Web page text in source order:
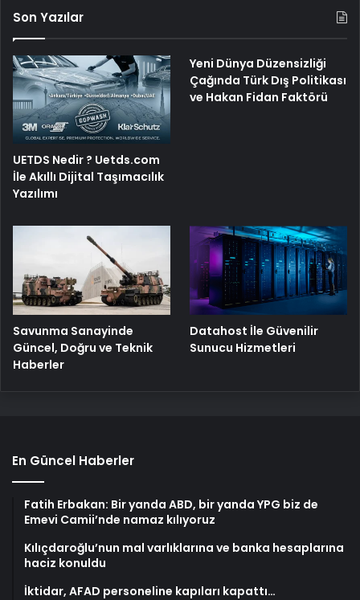
Son Yazılar
UETDS Nedir ? Uetds.com
İle Akıllı Dijital Taşımacılık
Yazılımı
Yeni Dünya Düzensizliği
Çağında Türk Dış Politikası
ve Hakan Fidan Faktörü
Savunma Sanayinde
Güncel, Doğru ve Teknik
Haberler
Datahost İle Güvenilir
Sunucu Hizmetleri
En Güncel Haberler
Fatih Erbakan: Bir yanda ABD, bir yanda YPG biz de
Emevi Camii’nde namaz kılıyoruz
Kılıçdaroğlu’nun mal varlıklarına ve banka hesaplarına
haciz konuldu
İktidar, AFAD personeline kapıları kapattı…